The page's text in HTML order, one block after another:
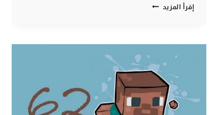
إقرأ المزيد ماين
جح
بطيخ
رقي
#63
|
63#
MINECRAFT